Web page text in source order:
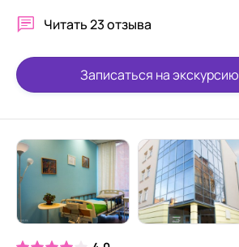
Читать23 отзыва
Записаться на экскурсию